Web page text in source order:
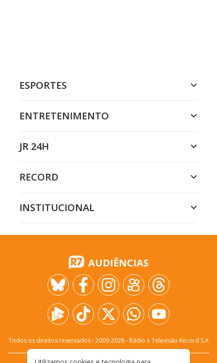
ESPORTES
ENTRETENIMENTO
JR 24H
RECORD
INSTITUCIONAL
AUDIÊNCIAS
Todos os direitos reservados - 2009-2026- Rádio e Televisão Record S.A